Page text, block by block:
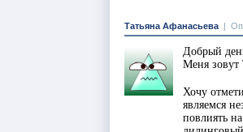
Татьяна Афанасьева |
Добрый
Меня зовут
Хочу
являемся
повлиять